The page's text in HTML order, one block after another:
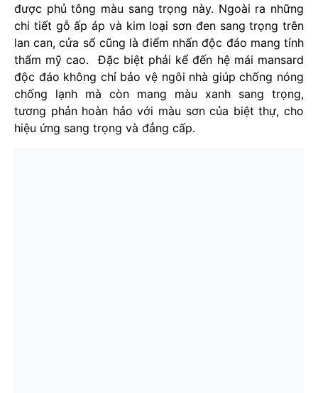
được phủ tông màu sang trọng này. Ngoài ra những
chi tiết gỗ ấp áp và kim loại sơn đen sang trọng trên
lan can, cửa sổ cũng là điểm nhấn độc đáo mang tính
thẩm mỹ cao. Đặc biệt phải kể đến hệ mái mansard
độc đáo không chỉ bảo vệ ngôi nhà giúp chống nóng
chống lạnh mà còn mang màu xanh sang trọng,
tương phản hoàn hảo với màu sơn của biệt thự, cho
hiệu ứng sang trọng và đẳng cấp.